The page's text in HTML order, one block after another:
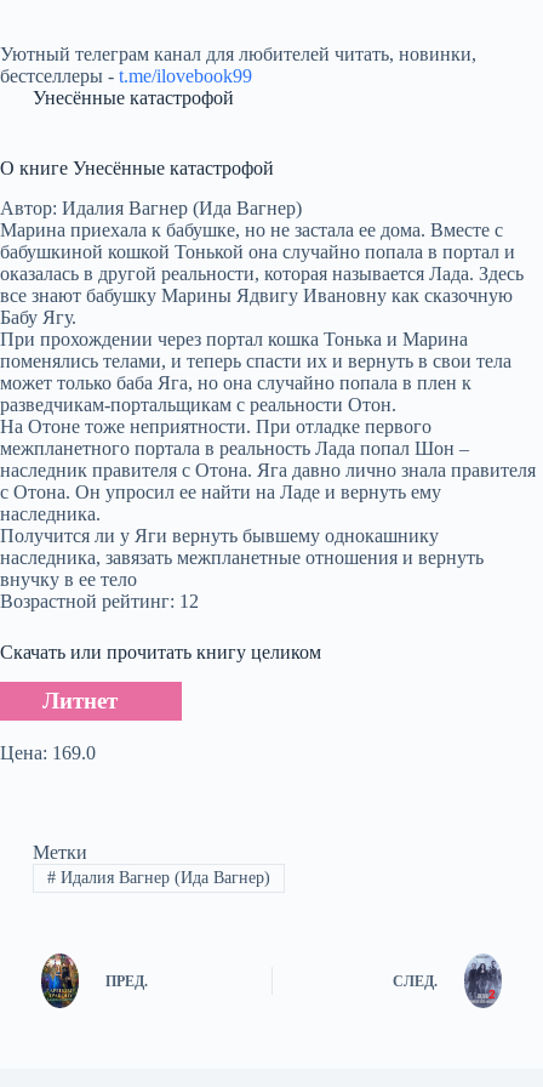
Уютный телеграм канал для любителей читать, новинки,
бестселлеры - t.me/ilovebook99
Унесённые катастрофой
О книге Унесённые катастрофой
Автор: Идалия Вагнер (Ида Вагнер)
Марина приехала к бабушке, но не застала ее дома. Вместе с
бабушкиной кошкой Тонькой она случайно попала в портал и
оказалась в другой реальности, которая называется Лада. Здесь
все знают бабушку Марины Ядвигу Ивановну как сказочную
Бабу Ягу.
При прохождении через портал кошка Тонька и Марина
поменялись телами, и теперь спасти их и вернуть в свои тела
может только баба Яга, но она случайно попала в плен к
разведчикам-портальщикам с реальности Отон.
На Отоне тоже неприятности. При отладке первого
межпланетного портала в реальность Лада попал Шон –
наследник правителя с Отона. Яга давно лично знала правителя
с Отона. Он упросил ее найти на Ладе и вернуть ему
наследника.
Получится ли у Яги вернуть бывшему однокашнику
наследника, завязать межпланетные отношения и вернуть
внучку в ее тело
Возрастной рейтинг: 12
Скачать или прочитать книгу целиком
Литнет
Цена: 169.0
Метки
#Идалия Вагнер (Ида Вагнер)
ПРЕД. СЛЕД.